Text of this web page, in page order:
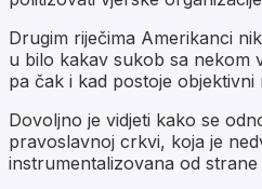
Drugim riječima Amerikanci
u bilo kakav sukob sa nekom
pa čak i kad postoje objektivni
Dovoljno je vidjeti kako se
pravoslavnoj crkvi, koja je
instrumentalizovana od